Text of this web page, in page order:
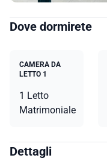
Dove dormirete
CAMERA DA
LETTO 1
1 Letto
Matrimoniale
Dettagli